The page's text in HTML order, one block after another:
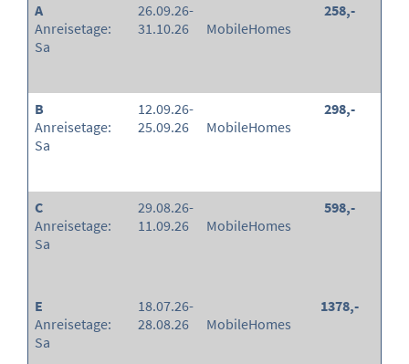
A
Anreisetage:
Sa
26.09.26-
31.10.26
MobileHomes
258,-
B
Anreisetage:
Sa
12.09.26-
25.09.26
MobileHomes
298,-
C
Anreisetage:
Sa
29.08.26-
11.09.26
MobileHomes
598,-
E
Anreisetage:
Sa
18.07.26-
28.08.26
MobileHomes
1378,-